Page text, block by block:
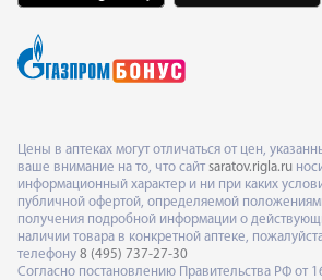
Цены в аптеках могут отличаться от цен,
ваше внимание на то, что сайт saratov.rigla.ru
информационный характер и ни при каких
публичной офертой, определяемой
получения подробной информации о
наличии товара в конкретной аптеке,
телефону 8 (495) 737-27-30
Согласно постановлению Правительства РФ от